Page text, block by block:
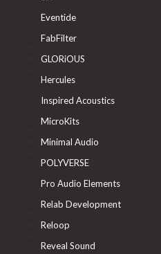
Eventide
FabFilter
GLORiOUS
Hercules
Inspired Acoustics
MicroKits
Minimal Audio
POLYVERSE
Pro Audio Elements
Relab Development
Reloop
Reveal Sound